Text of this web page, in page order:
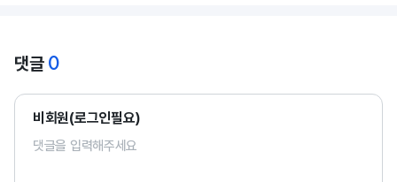
댓글 0
비회원(로그인필요)